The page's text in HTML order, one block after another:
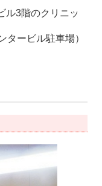
ル3階のクリニッ
タービル駐車場）